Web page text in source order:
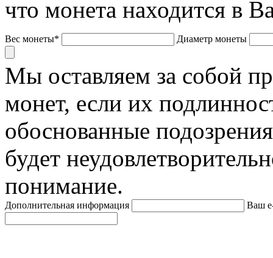
что монета находится в
Вес монеты* Диаметр монеты
Мы оставляем за собой
монет, если их
обоснованные
будет
понимание.
Дополнительная информация Ваш